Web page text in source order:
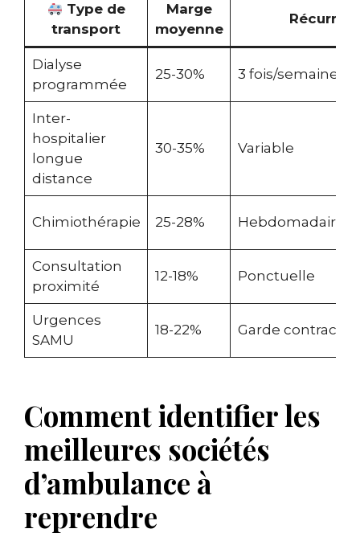
Type de
transport
Marge
moyenne
Dialyse
programmée
25-30% 3 fois/semaine
Inter-
hospitalier
longue
distance
30-35% Variable
Chimiothérapie 25-28% Hebdomadaire/
Consultation
proximité
12-18% Ponctuelle
Urgences
SAMU
18-22% Garde
Comment identifier les
meilleures sociétés
d’ambulance à
reprendre